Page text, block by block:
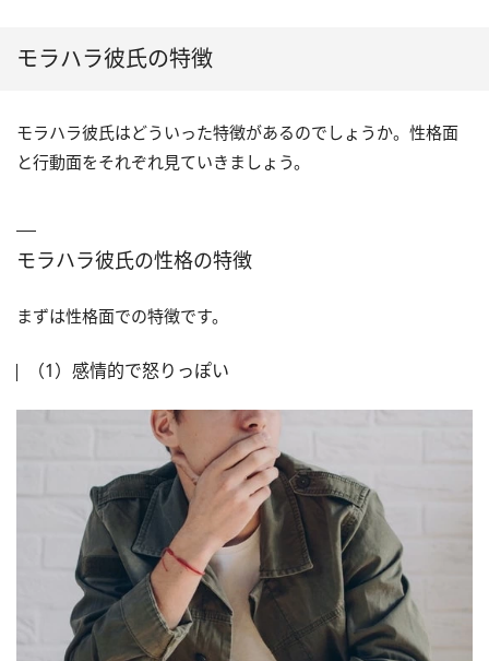
（4）別れた後はきっぱりと連絡を
モラハラ彼氏の特徴
モラハラ彼氏はどういった特徴があるのでしょうか。性格面
と行動面をそれぞれ見ていきましょう。
モラハラ彼氏の性格の特徴
まずは性格面での特徴です。
（1）感情的で怒りっぽい